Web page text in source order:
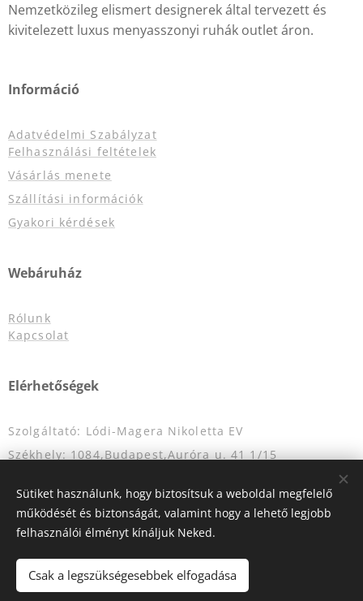
Nemzetközileg elismert designerek által tervezett és
kivitelezett luxus menyasszonyi ruhák outlet áron.
Információ
Adatvédelmi Szabályzat
Felhasználási feltételek
Vásárlás menete
Szállítási információk
Gyakori kérdések
Webáruház
Rólunk
Kapcsolat
Elérhetőségek
Szolgáltató: Lódi-Magera Nikoletta EV
Székhely: 1084,Budapest,Auróra u. 41 1/15
Nyílvántatrtási szám: 55893464
E-mail: info@eskuvoigardrob.hu
Telefonszám: +36204349333
Sütiket használunk, hogy biztosítsuk a weboldal megfelelő
működését és biztonságát, valamint hogy a lehető legjobb
felhasználói élményt kínáljuk Neked.
Csak a legszükségesebbek elfogadása